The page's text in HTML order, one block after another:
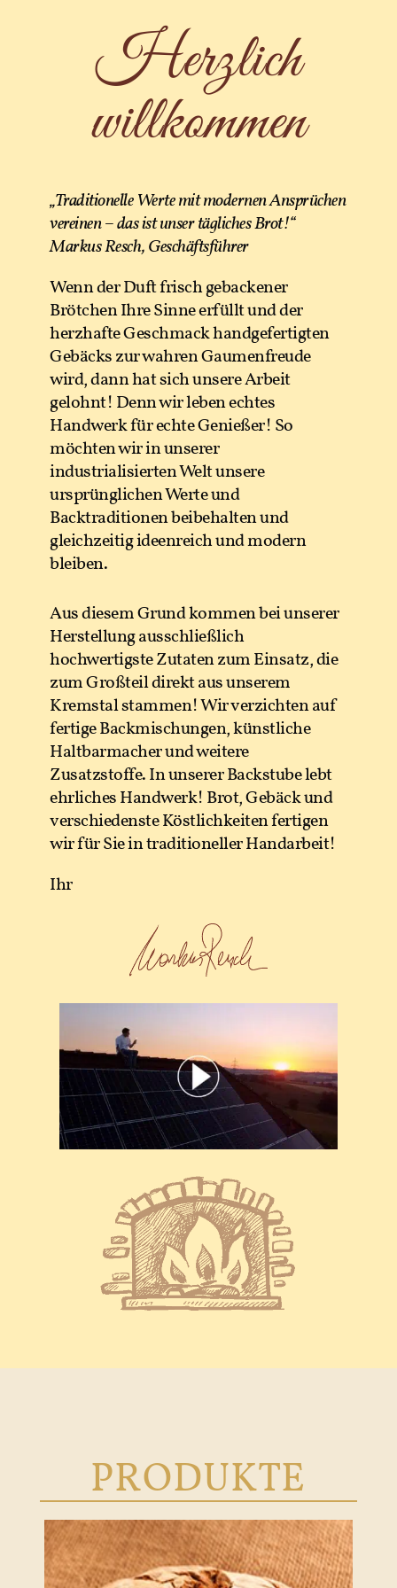
Herzlich
willkommen
„Traditionelle Werte mit modernen Ansprüchen
vereinen – das ist unser tägliches Brot!“
Markus Resch, Geschäftsführer
Wenn der Duft frisch gebackener
Brötchen Ihre Sinne erfüllt und der
herzhafte Geschmack handgefertigten
Gebäcks zur wahren Gaumenfreude
wird, dann hat sich unsere Arbeit
gelohnt! Denn wir leben echtes
Handwerk für echte Genießer! So
möchten wir in unserer
industrialisierten Welt unsere
ursprünglichen Werte und
Backtraditionen beibehalten und
gleichzeitig ideenreich und modern
bleiben.
Aus diesem Grund kommen bei unserer
Herstellung ausschließlich
hochwertigste Zutaten zum Einsatz, die
zum Großteil direkt aus unserem
Kremstal stammen! Wir verzichten auf
fertige Backmischungen, künstliche
Haltbarmacher und weitere
Zusatzstoffe. In unserer Backstube lebt
ehrliches Handwerk! Brot, Gebäck und
verschiedenste Köstlichkeiten fertigen
wir für Sie in traditioneller Handarbeit!
Ihr
PRODUKTE